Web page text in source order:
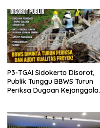
P3-TGAI Sidokerto Disorot,
Publik Tunggu BBWS Turun
Periksa Dugaan